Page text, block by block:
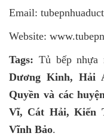
Email:
Website:
Tags: Tủ bếp nhựa
Dương Kinh, Hải
Quyền và các
Vĩ, Cát Hải, Kiến
Vĩnh Bảo.